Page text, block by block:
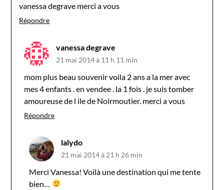
vanessa degrave merci a vous
Répondre
vanessa degrave
21 mai 2014 à 11 h 11 min
mom plus beau souvenir voila 2 ans a la mer avec
mes 4 enfants . en vendee . la 1 fois . je suis tomber
amoureuse de l ile de Noirmoutier. merci a vous
Répondre
lalydo
21 mai 2014 à 21 h 26 min
Merci Vanessa! Voilà une destination qui me tente
bien…